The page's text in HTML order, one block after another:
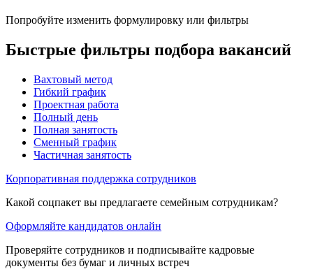
Попробуйте изменить формулировку или фильтры
Быстрые фильтры подбора вакансий
Вахтовый метод
Гибкий график
Проектная работа
Полный день
Полная занятость
Сменный график
Частичная занятость
Корпоративная поддержка сотрудников
Какой соцпакет вы предлагаете семейным сотрудникам?
Оформляйте кандидатов онлайн
Проверяйте сотрудников и подписывайте кадровые
документы без бумаг и личных встреч